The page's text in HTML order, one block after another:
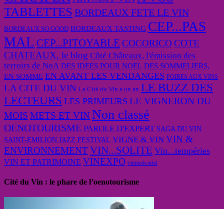
TABLETTES BORDEAUX FETE LE VIN
BORDEAUX SO GOOD BORDEAUX TASTING CEP...PAS
MAL CEP...PITOYABLE COCORICO COTE
CHATEAUX, le blog Côté Châteaux, l'émission des
terroirs de NoA DES IDEES POUR NOEL DES SOMMELIERS,
EN SOMME EN AVANT LES VENDANGES FOIRES AUX VINS
LA CITE DU VIN La Cité du Vin a un an LE BUZZ DES
LECTEURS LES PRIMEURS LE VIGNERON DU
MOIS METS ET VIN Non classé
OENOTOURISME PAROLE D'EXPERT SAGA DU VIN
SAINT-EMILION JAZZ FESTIVAL VIGNE & VIN VIN &
ENVIRONNEMENTVIN...SOLITE Vin...tempéries
VIN ET PATRIMOINE VINEXPO vinitech-sifel
Cité du Vin : le phare de l’oenotourisme